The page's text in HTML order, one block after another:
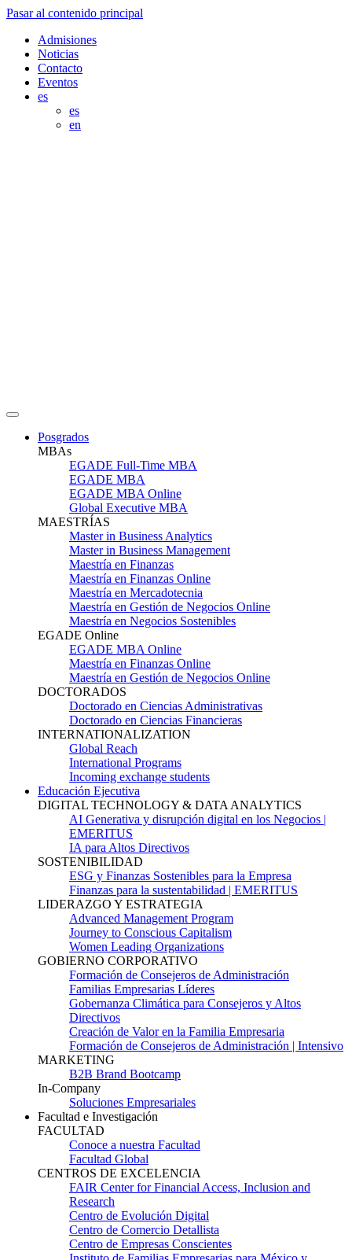
Pasar al contenido principal
Admisiones
Noticias
Contacto
Eventos
es
es
en
Posgrados
MBAs
EGADE Full-Time MBA
EGADE MBA
EGADE MBA Online
Global Executive MBA
MAESTRÍAS
Master in Business Analytics
Master in Business Management
Maestría en Finanzas
Maestría en Finanzas Online
Maestría en Mercadotecnia
Maestría en Gestión de Negocios Online
Maestría en Negocios Sostenibles
EGADE Online
EGADE MBA Online
Maestría en Finanzas Online
Maestría en Gestión de Negocios Online
DOCTORADOS
Doctorado en Ciencias Administrativas
Doctorado en Ciencias Financieras
INTERNATIONALIZATION
Global Reach
International Programs
Incoming exchange students
Educación Ejecutiva
DIGITAL TECHNOLOGY & DATA ANALYTICS
AI Generativa y disrupción digital en los Negocios |
EMERITUS
IA para Altos Directivos
SOSTENIBILIDAD
ESG y Finanzas Sostenibles para la Empresa
Finanzas para la sustentabilidad | EMERITUS
LIDERAZGO Y ESTRATEGIA
Advanced Management Program
Journey to Conscious Capitalism
Women Leading Organizations
GOBIERNO CORPORATIVO
Formación de Consejeros de Administración
Familias Empresarias Líderes
Gobernanza Climática para Consejeros y Altos
Directivos
Creación de Valor en la Familia Empresaria
Formación de Consejeros de Administración | Intensivo
MARKETING
B2B Brand Bootcamp
In-Company
Soluciones Empresariales
Facultad e Investigación
FACULTAD
Conoce a nuestra Facultad
Facultad Global
CENTROS DE EXCELENCIA
FAIR Center for Financial Access, Inclusion and
Research
Centro de Evolución Digital
Centro de Comercio Detallista
Centro de Empresas Conscientes